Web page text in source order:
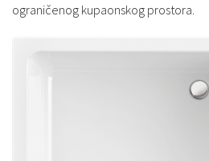
ograničenog kupaonskog prostora.